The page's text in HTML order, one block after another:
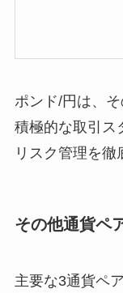
ポンド/円は、
積極的な取引ス
リスク管理を徹
その他通貨ペ
主要な3通貨ペ